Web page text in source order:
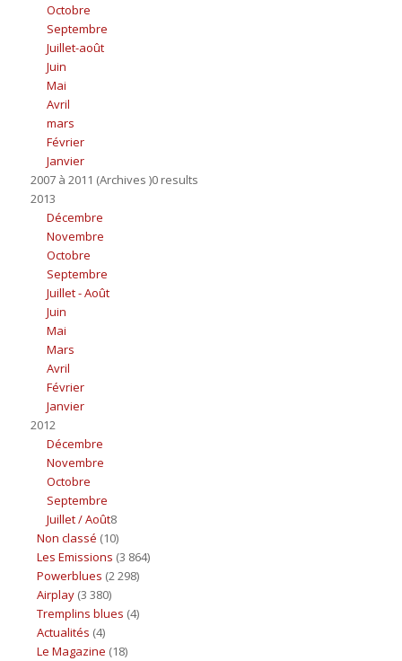
Octobre
Septembre
Juillet-août
Juin
Mai
Avril
mars
Février
Janvier
2007 à 2011 (Archives )0 results
2013
Décembre
Novembre
Octobre
Septembre
Juillet - Août
Juin
Mai
Mars
Avril
Février
Janvier
2012
Décembre
Novembre
Octobre
Septembre
Juillet / Août8
Non classé (10)
Les Emissions (3 864)
Powerblues (2 298)
Airplay(3 380)
Tremplins blues (4)
Actualités (4)
Le Magazine (18)